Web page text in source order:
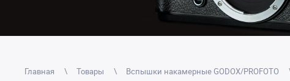
Главная Товары Вспышки накамерные GODOX/PROFOTO